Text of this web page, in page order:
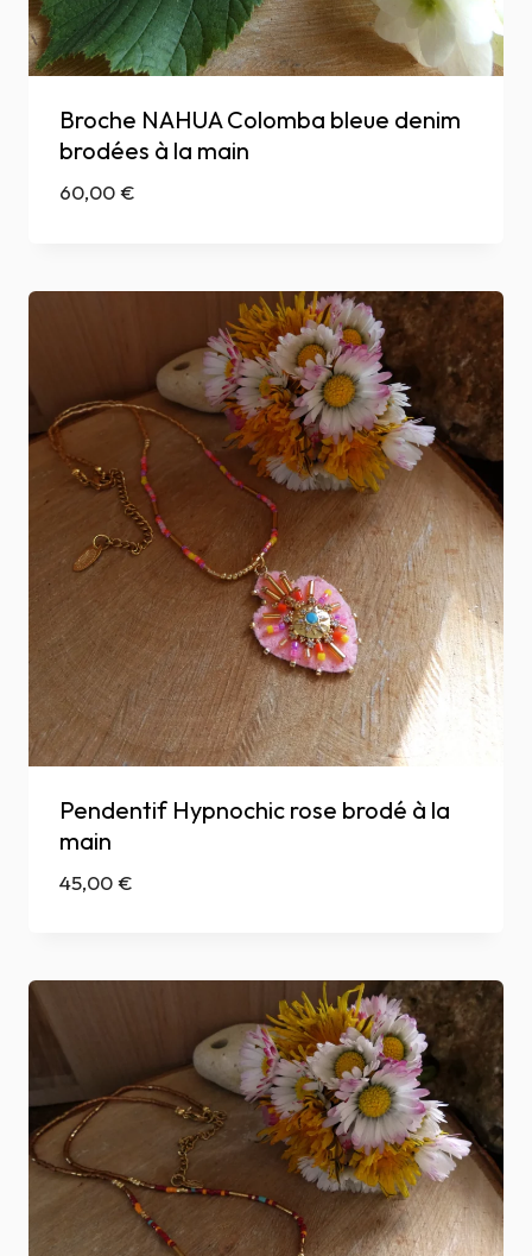
Broche NAHUA Colomba bleue denim
brodées à la main
60,00€
Pendentif Hypnochic rose brodé à la
main
45,00€